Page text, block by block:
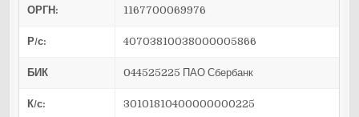
ОРГН: 1167700069976
Р/с: 40703810038000005866
БИК 044525225 ПАО Сбербанк
К/с: 30101810400000000225